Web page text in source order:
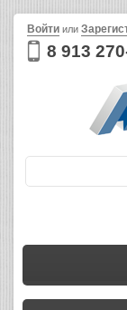
8 913
Войти или